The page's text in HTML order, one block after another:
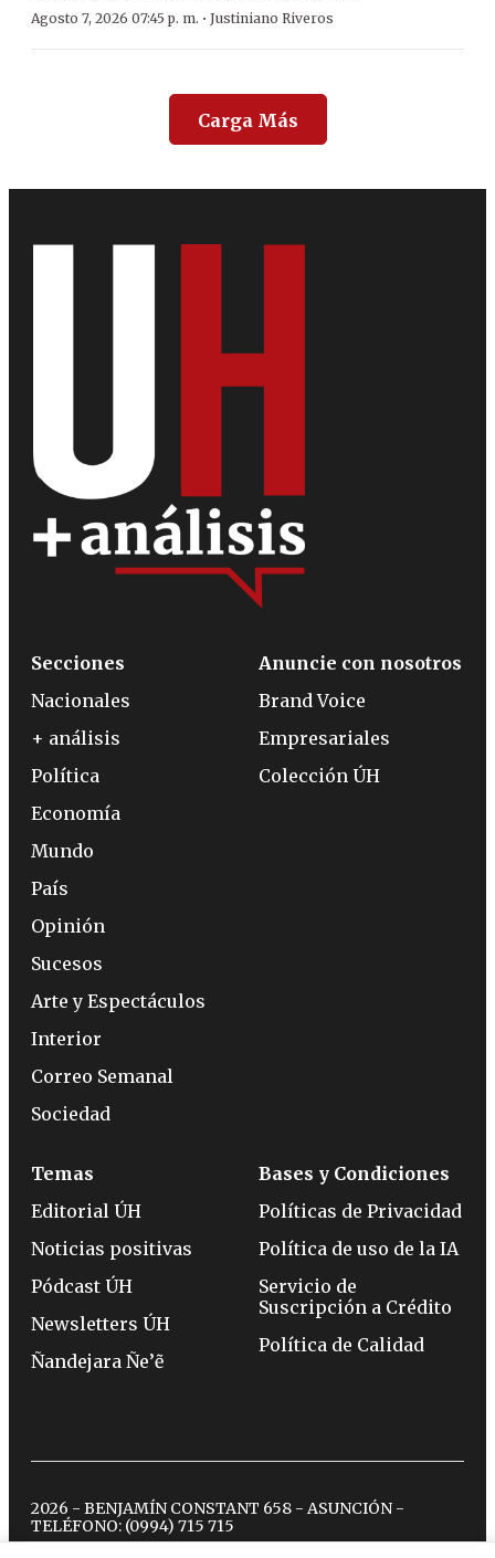
Agosto 7, 2026 07:45 p. m. · Justiniano Riveros
Carga Más
Secciones
Nacionales
+ análisis
Política
Economía
Mundo
País
Opinión
Sucesos
Arte y Espectáculos
Interior
Correo Semanal
Sociedad
Anuncie con nosotros
Brand Voice
Empresariales
Colección ÚH
Temas
Editorial ÚH
Noticias positivas
Pódcast ÚH
Newsletters ÚH
Ñandejara Ñe’ẽ
Bases y Condiciones
Políticas de Privacidad
Política de uso de la IA
Servicio de
Suscripción a Crédito
Política de Calidad
2026 - BENJAMÍN CONSTANT 658 - ASUNCIÓN -
TELÉFONO: (0994) 715 715